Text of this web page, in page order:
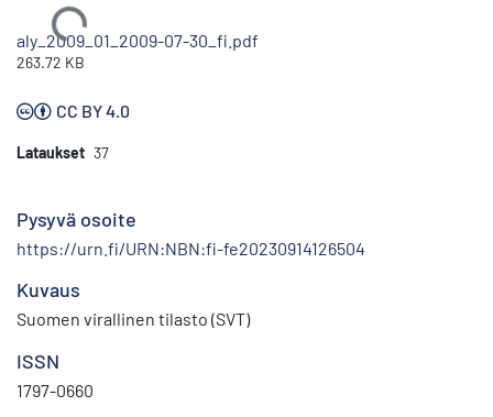
Ladataan...
aly_2009_01_2009-07-30_fi.pdf
263.72 KB
CC BY 4.0
Lataukset 37
Pysyvä osoite
https://urn.fi/URN:NBN:fi-fe20230914126504
Kuvaus
Suomen virallinen tilasto (SVT)
ISSN
1797-0660